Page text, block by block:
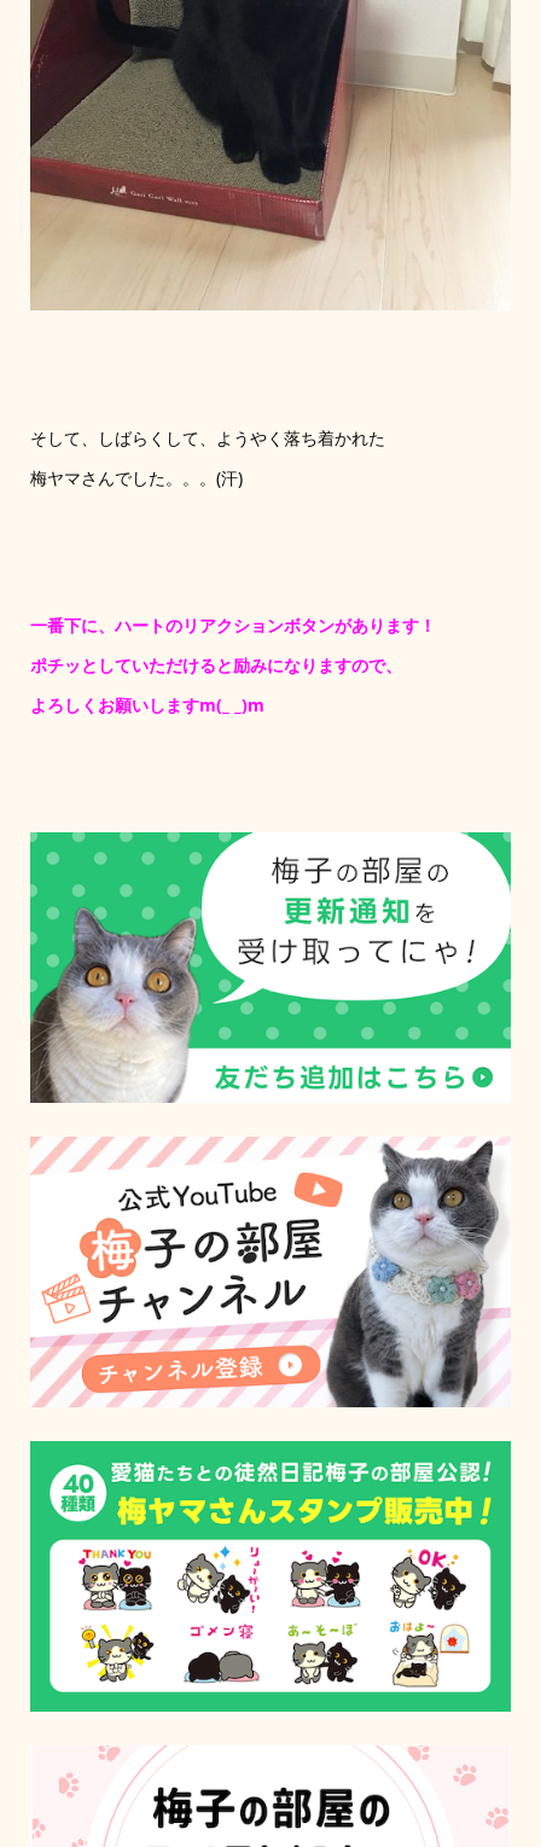
そして、しばらくして、ようやく落ち着かれた
梅ヤマさんでした。。。(汗)
一番下に、ハートのリアクションボタンがあります！
ポチッとしていただけると励みになりますので、
よろしくお願いしますm(_ _)m